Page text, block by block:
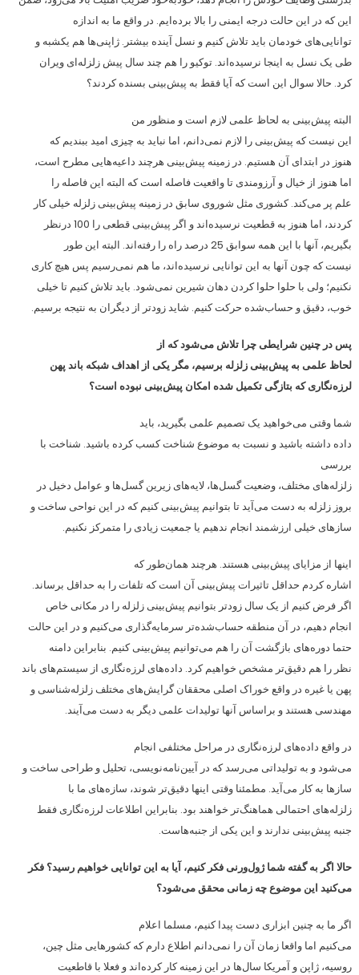
این که در این حالت درجه ایمنی را بالا برده‌ایم. در واقع ما به اندازه
توانایی‌های خودمان باید تلاش کنیم و نسل آینده بیشتر. ژاپنی‌ها هم یکشبه و
طی یک نسل به اینجا نرسیده‌‌اند. توکیو را هم چند سال پیش زلزله‌ای ویران
کرد. حالا سوال این است که آیا فقط به پیش‌بینی بسنده کردند؟
البته پیش‌بینی به لحاظ علمی لازم است و منظور من
این نیست که پیش‌بینی را لازم نمی‌دانم، اما نباید به چیزی امید ببندیم که
هنوز در ابتدای آن هستیم. در زمینه پیش‌بینی هرچند داعیه‌هایی مطرح است،
اما هنوز از خیال و آرزومندی تا واقعیت فاصله است که البته این فاصله را
علم پر می‌کند. کشوری مثل شوروی سابق در زمینه پیش‌بینی زلزله خیلی کار
کردند، اما هنوز به قطعیت نرسیده‌اند و اگر پیش‌بینی قطعی را 100 درنظر
بگیریم، آنها با این همه سوابق 25 درصد راه را رفته‌اند. البته این طور
نیست که چون آنها به این توانایی نرسیده‌اند، ما هم نمی‌رسیم پس هیچ کاری
نکنیم؛ ولی با حلوا حلوا کردن دهان شیرین نمی‌شود. باید تلاش کنیم تا خیلی
خوب، دقیق و حساب‌شده حرکت کنیم. شاید زودتر از دیگران به نتیجه برسیم.
پس در چنین شرایطی چرا تلاش می‌شود که از
لحاظ علمی به پیش‌بینی زلزله برسیم، مگر یکی از اهداف شبکه باند پهن
لرزه‌نگاری که بتازگی تکمیل شده امکان پیش‌بینی نبوده است؟
شما وقتی می‌خواهید یک تصمیم علمی بگیرید، باید
داده داشته باشید و نسبت به موضوع شناخت کسب کرده باشید. شناخت با
بررسی
زلزله‌های مختلف، وضعیت گسل‌ها، لایه‌های زیرین گسل‌ها و عوامل دخیل در
بروز زلزله به دست می‌آید تا بتوانیم پیش‌بینی کنیم که در این نواحی ساخت و
سازهای خیلی ارزشمند انجام ندهیم یا جمعیت زیادی را متمرکز نکنیم.
اینها از مزایای پیش‌بینی هستند. هرچند همان‌طور که
اشاره کردم حداقل تاثیرات پیش‌بینی آن است که تلفات را به حداقل برساند.
اگر فرض کنیم از یک سال زودتر بتوانیم پیش‌بینی زلزله را در مکانی خاص
انجام دهیم، در آن منطقه حساب‌شده‌تر سرمایه‌گذاری می‌کنیم و در این حالت
حتما دوره‌های بازگشت آن را هم می‌توانیم پیش‌بینی کنیم. بنابراین دامنه
نظر را هم دقیق‌تر مشخص خواهیم کرد. داده‌های لرزه‌نگاری از سیستم‌های باند
پهن یا غیره در واقع خوراک اصلی محققان گرایش‌های مختلف زلزله‌شناسی و
مهندسی هستند و براساس آنها تولیدات علمی دیگر به دست می‌آیند.
در واقع داده‌های لرزه‌نگاری در مراحل مختلفی انجام
می‌شود و به تولیداتی می‌رسد که در آیین‌نامه‌نویسی، تحلیل و طراحی ساخت و
سازها به کار می‌آید. مطمئنا وقتی اینها دقیق‌تر شوند، سازه‌های ما با
زلزله‌های احتمالی هماهنگ‌تر خواهند بود. بنابراین اطلاعات لرزه‌نگاری فقط
جنبه پیش‌بینی ندارند و این یکی از جنبه‌هاست.
حالا اگر به گفته شما ژول‌ورنی فکر کنیم، آیا به این توانایی خواهیم رسید؟ فکر
می‌کنید این موضوع چه زمانی محقق می‌شود؟
اگر ما به چنین ابزاری دست پیدا کنیم، مسلما اعلام
می‌کنیم اما واقعا زمان آن را نمی‌دانم اطلاع دارم که کشورهایی مثل چین،
روسیه، ژاپن و آمریکا سال‌ها در این زمینه کار کرده‌اند و فعلا با قاطعیت